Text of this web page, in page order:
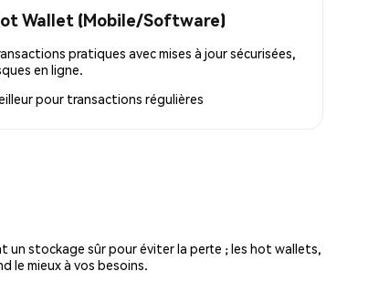
Wallet (Mobile/Software)
pratiques avec mises à jour sécurisées,
en ligne.
pour transactions régulières
un stockage sûr pour éviter la perte ; les hot wallets,
le mieux à vos besoins.